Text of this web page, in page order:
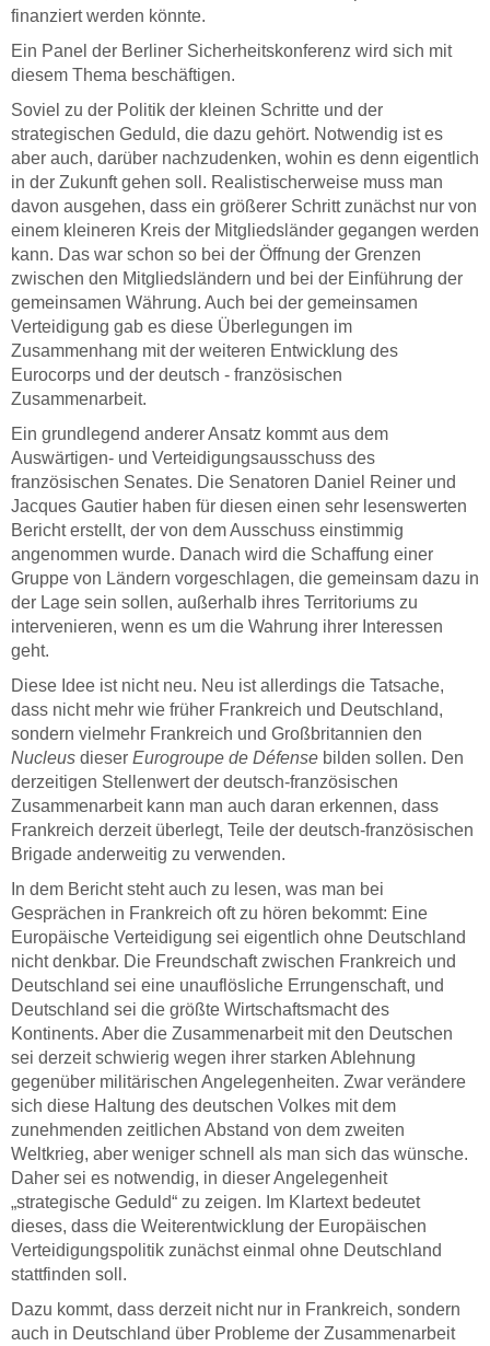
finanziert werden könnte.
Ein Panel der Berliner Sicherheitskonferenz wird sich mit
diesem Thema beschäftigen.
Soviel zu der Politik der kleinen Schritte und der
strategischen Geduld, die dazu gehört. Notwendig ist es
aber auch, darüber nachzudenken, wohin es denn eigentlich
in der Zukunft gehen soll. Realistischerweise muss man
davon ausgehen, dass ein größerer Schritt zunächst nur von
einem kleineren Kreis der Mitgliedsländer gegangen werden
kann. Das war schon so bei der Öffnung der Grenzen
zwischen den Mitgliedsländern und bei der Einführung der
gemeinsamen Währung. Auch bei der gemeinsamen
Verteidigung gab es diese Überlegungen im
Zusammenhang mit der weiteren Entwicklung des
Eurocorps und der deutsch - französischen
Zusammenarbeit.
Ein grundlegend anderer Ansatz kommt aus dem
Auswärtigen- und Verteidigungsausschuss des
französischen Senates. Die Senatoren Daniel Reiner und
Jacques Gautier haben für diesen einen sehr lesenswerten
Bericht erstellt, der von dem Ausschuss einstimmig
angenommen wurde. Danach wird die Schaffung einer
Gruppe von Ländern vorgeschlagen, die gemeinsam dazu in
der Lage sein sollen, außerhalb ihres Territoriums zu
intervenieren, wenn es um die Wahrung ihrer Interessen
geht.
Diese Idee ist nicht neu. Neu ist allerdings die Tatsache,
dass nicht mehr wie früher Frankreich und Deutschland,
sondern vielmehr Frankreich und Großbritannien den
Nucleus dieser Eurogroupe de Défense bilden sollen. Den
derzeitigen Stellenwert der deutsch-französischen
Zusammenarbeit kann man auch daran erkennen, dass
Frankreich derzeit überlegt, Teile der deutsch-französischen
Brigade anderweitig zu verwenden.
In dem Bericht steht auch zu lesen, was man bei
Gesprächen in Frankreich oft zu hören bekommt: Eine
Europäische Verteidigung sei eigentlich ohne Deutschland
nicht denkbar. Die Freundschaft zwischen Frankreich und
Deutschland sei eine unauflösliche Errungenschaft, und
Deutschland sei die größte Wirtschaftsmacht des
Kontinents. Aber die Zusammenarbeit mit den Deutschen
sei derzeit schwierig wegen ihrer starken Ablehnung
gegenüber militärischen Angelegenheiten. Zwar verändere
sich diese Haltung des deutschen Volkes mit dem
zunehmenden zeitlichen Abstand von dem zweiten
Weltkrieg, aber weniger schnell als man sich das wünsche.
Daher sei es notwendig, in dieser Angelegenheit
„strategische Geduld“ zu zeigen. Im Klartext bedeutet
dieses, dass die Weiterentwicklung der Europäischen
Verteidigungspolitik zunächst einmal ohne Deutschland
stattfinden soll.
Dazu kommt, dass derzeit nicht nur in Frankreich, sondern
auch in Deutschland über Probleme der Zusammenarbeit